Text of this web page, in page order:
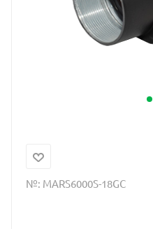
№: MARS6000S-18GC